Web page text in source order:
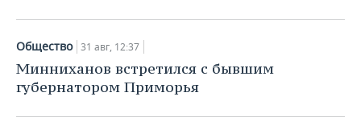
КОРОЛИ ГОСЗАКАЗА ПФО
ВУЗЫ ТАТАРСТАНА
КОМУ ПРИНАДЛЕЖАТ
ТАТАРСТАНА
ФИНАНСЫ
БЮДЖЕТ
НОВОСТИ
АГРОПРОМ
НЕДВИЖИМОСТЬ
НОВОСТИ НЕДВИЖИМОСТИ
НОВОСТИ АВТО
БИЗНЕС
Общество 31 авг, 12:37
Минниханов встретился с бывшим
губернатором Приморья